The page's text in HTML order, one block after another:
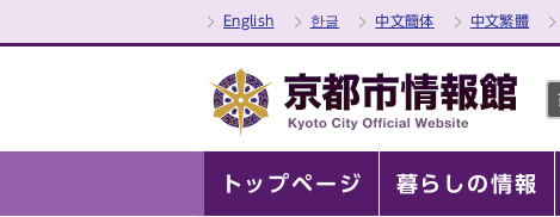
English 한글 中文簡体 中文繁體
トップページ 暮らしの情報